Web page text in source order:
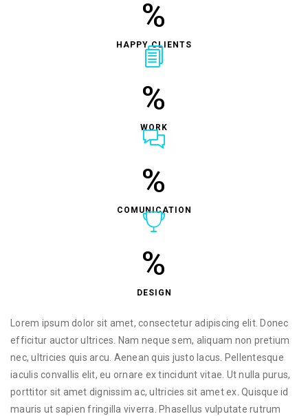
%
HAPPY CLIENTS
%
WORK
%
COMUNICATION
%
DESIGN
Lorem ipsum dolor sit amet, consectetur adipiscing elit. Donec
efficitur auctor ultrices. Nam neque sem, aliquam non pretium
nec, ultricies quis arcu. Aenean quis justo lacus. Pellentesque
iaculis convallis elit, eu ornare ex tincidunt vitae. Ut nulla purus,
porttitor sit amet dignissim ac, ultricies sit amet ex. Quisque id
mauris ut sapien fringilla viverra. Phasellus vulputate rutrum